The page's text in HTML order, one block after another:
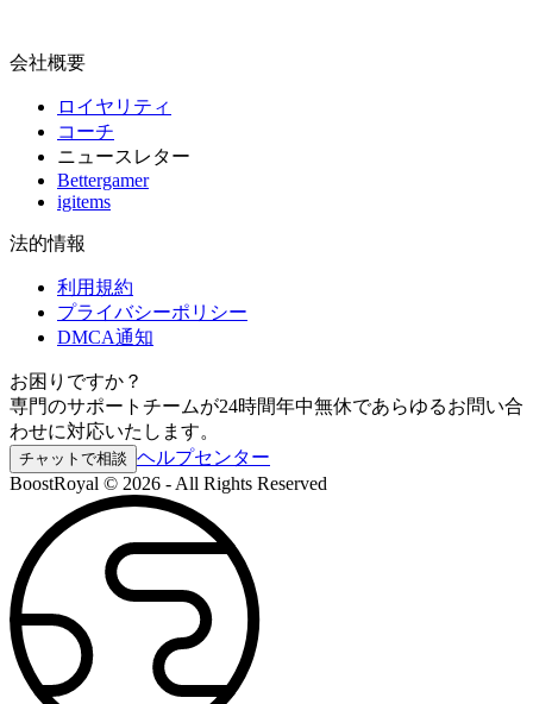
会社概要
ロイヤリティ
コーチ
ニュースレター
Bettergamer
igitems
法的情報
利用規約
プライバシーポリシー
DMCA通知
お困りですか？
専門のサポートチームが24時間年中無休であらゆるお問い合
わせに対応いたします。
チャットで相談 ヘルプセンター
BoostRoyal © 2026 - All Rights Reserved